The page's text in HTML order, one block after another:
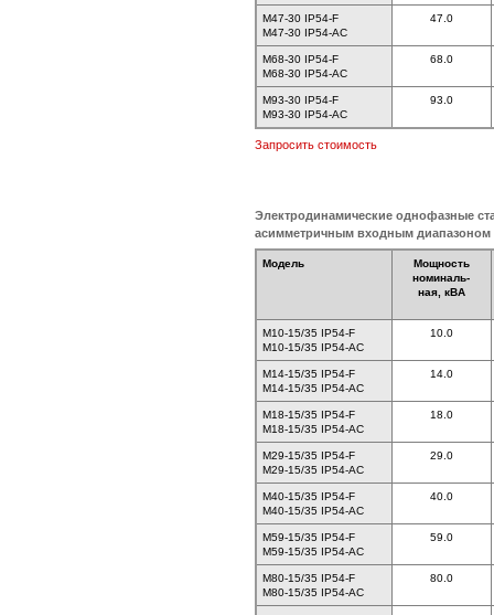
M47-30 IP54-F
M47-30 IP54-AC
47.0
M68-30 IP54-F
M68-30 IP54-AC
68.0
M93-30 IP54-F
M93-30 IP54-AC
93.0
Запросить стоимость
Электродинамические однофазные
асимметричным входным диапазоном
Модель
Мощность
номиналь-
ная, кВА
M10-15/35 IP54-F
M10-15/35 IP54-AC
10.0
M14-15/35 IP54-F
M14-15/35 IP54-AC
14.0
M18-15/35 IP54-F
M18-15/35 IP54-AC
18.0
M29-15/35 IP54-F
M29-15/35 IP54-AC
29.0
M40-15/35 IP54-F
M40-15/35 IP54-AC
40.0
M59-15/35 IP54-F
M59-15/35 IP54-AC
59.0
M80-15/35 IP54-F
M80-15/35 IP54-AC
80.0